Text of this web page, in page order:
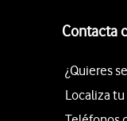
Contacta
¿Quieres
Localiza